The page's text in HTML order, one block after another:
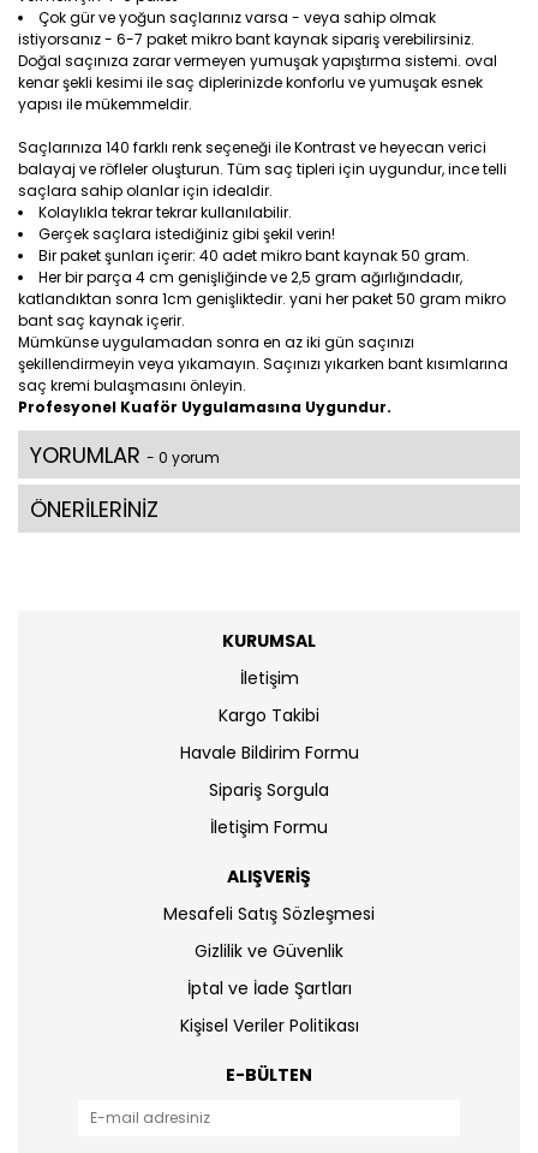
Çok gür ve yoğun saçlarınız varsa - veya sahip olmak
istiyorsanız - 6-7 paket mikro bant kaynak sipariş verebilirsiniz.
Doğal saçınıza zarar vermeyen yumuşak yapıştırma sistemi. oval
kenar şekli kesimi ile saç diplerinizde konforlu ve yumuşak esnek
yapısı ile mükemmeldir.
Saçlarınıza 140 farklı renk seçeneği ile Kontrast ve heyecan verici
balayaj ve röfleler oluşturun. Tüm saç tipleri için uygundur, ince telli
saçlara sahip olanlar için idealdir.
Kolaylıkla tekrar tekrar kullanılabilir.
Gerçek saçlara istediğiniz gibi şekil verin!
Bir paket şunları içerir: 40 adet mikro bant kaynak 50 gram.
Her bir parça 4 cm genişliğinde ve 2,5 gram ağırlığındadır,
katlandıktan sonra 1cm genişliktedir. yani her paket 50 gram mikro
bant saç kaynak içerir.
Mümkünse uygulamadan sonra en az iki gün saçınızı
şekillendirmeyin veya yıkamayın. Saçınızı yıkarken bant kısımlarına
saç kremi bulaşmasını önleyin.
Profesyonel Kuaför Uygulamasına Uygundur.
YORUMLAR - 0 yorum
ÖNERİLERİNİZ
KURUMSAL
İletişim
Kargo Takibi
Havale Bildirim Formu
Sipariş Sorgula
İletişim Formu
ALIŞVERİŞ
Mesafeli Satış Sözleşmesi
Gizlilik ve Güvenlik
İptal ve İade Şartları
Kişisel Veriler Politikası
E-BÜLTEN